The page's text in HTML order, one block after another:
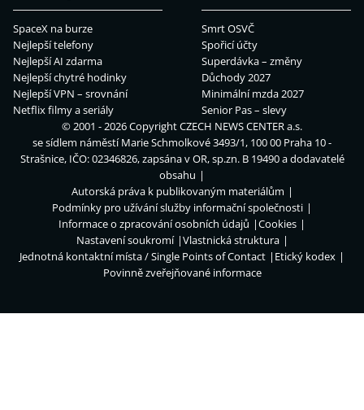
SpaceX na burze
Nejlepší telefony
Nejlepší AI zdarma
Nejlepší chytré hodinky
Nejlepší VPN – srovnání
Netflix filmy a seriály
Smrt OSVČ
Spořicí účty
Superdávka – změny
Důchody 2027
Minimální mzda 2027
Senior Pas – slevy
© 2001 - 2026 CopyrightCZECH NEWS CENTER a.s.
se sídlem náměstí Marie Schmolkové 3493/1, 100 00 Praha 10 -
Strašnice, IČO: 02346826, zapsána v OR, sp.zn. B 19490 a dodavatelé
obsahu
Autorská práva k publikovaným materiálům
Podmínky pro užívání služby informační společnosti
Informace o zpracování osobních údajů
Cookies
Nastavení soukromí
Vlastnická struktura
Jednotná kontaktní místa / Single Points of Contact
Etický kodex
Povinně zveřejňované informace